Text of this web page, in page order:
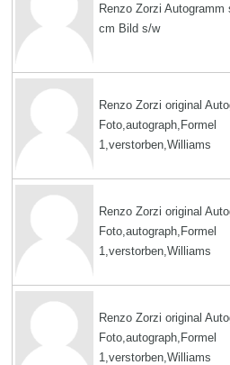
Renzo Zorzi Autogramm
cm Bild s/w
Renzo Zorzi original
Foto,autograph,Formel
1,verstorben,Williams
Renzo Zorzi original
Foto,autograph,Formel
1,verstorben,Williams
Renzo Zorzi original
Foto,autograph,Formel
1,verstorben,Williams